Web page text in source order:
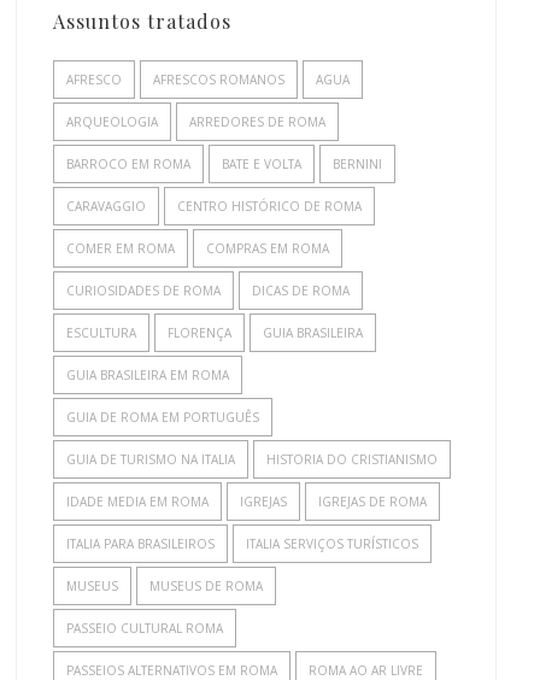
Assuntos tratados
AFRESCO AFRESCOS ROMANOS AGUA
ARQUEOLOGIA ARREDORES DE ROMA
BARROCO EM ROMA BATE E VOLTA BERNINI
CARAVAGGIO CENTRO HISTÓRICO DE ROMA
COMER EM ROMA COMPRAS EM ROMA
CURIOSIDADES DE ROMA DICAS DE ROMA
ESCULTURA FLORENÇA GUIA BRASILEIRA
GUIA BRASILEIRA EM ROMA
GUIA DE ROMA EM PORTUGUÊS
GUIA DE TURISMO NA ITALIA HISTORIA DO CRISTIANISMO
IDADE MEDIA EM ROMA IGREJAS IGREJAS DE ROMA
ITALIA PARA BRASILEIROS ITALIA SERVIÇOS TURÍSTICOS
MUSEUS MUSEUS DE ROMA
PASSEIO CULTURAL ROMA
PASSEIOS ALTERNATIVOS EM ROMA ROMA AO AR LIVRE